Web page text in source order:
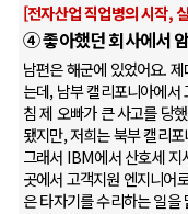
[전자산업 직업병의 시작,
④ 좋아했던 회사에서
남편은 해군에 있었어요.
는데, 남부 캘리포니아에
침 제 오빠가 큰 사고를 당
됐지만, 저희는 북부 캘리
그래서 IBM에서 산호세 지
곳에서 고객지원 엔지니어
은 타자기를 수리하는 일